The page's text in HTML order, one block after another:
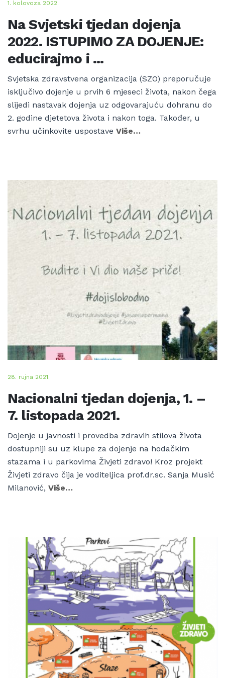
1. kolovoza 2022.
Na Svjetski tjedan dojenja
2022. ISTUPIMO ZA DOJENJE:
educirajmo i ...
Svjetska zdravstvena organizacija (SZO) preporučuje
isključivo dojenje u prvih 6 mjeseci života, nakon čega
slijedi nastavak dojenja uz odgovarajuću dohranu do
2. godine djetetova života i nakon toga. Također, u
svrhu učinkovite uspostave Više…
28. rujna 2021.
Nacionalni tjedan dojenja, 1. –
7. listopada 2021.
Dojenje u javnosti i provedba zdravih stilova života
dostupniji su uz klupe za dojenje na hodačkim
stazama i u parkovima Živjeti zdravo! Kroz projekt
Živjeti zdravo čija je voditeljica prof.dr.sc. Sanja Musić
Milanović, Više…